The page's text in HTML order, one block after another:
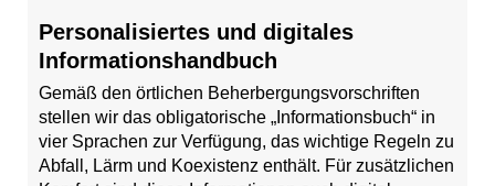
Personalisiertes und digitales
Informationshandbuch
Gemäß den örtlichen Beherbergungsvorschriften
stellen wir das obligatorische „Informationsbuch“ in
vier Sprachen zur Verfügung, das wichtige Regeln zu
Abfall, Lärm und Koexistenz enthält. Für zusätzlichen